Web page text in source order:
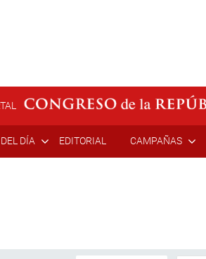
DÍA EDITORIAL CAMPAÑAS